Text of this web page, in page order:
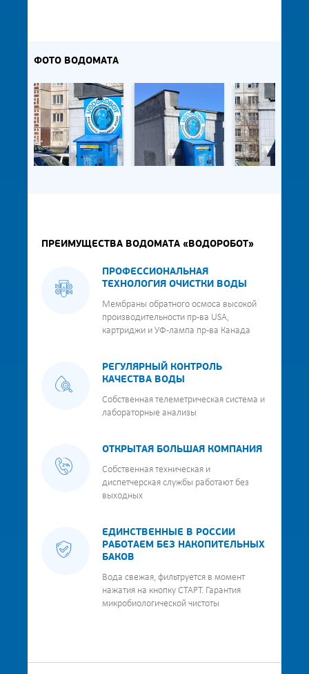
ФОТО ВОДОМАТА
ПРЕИМУЩЕСТВА ВОДОМАТА «ВОДОРОБОТ»
ПРОФЕССИОНАЛЬНАЯ
ТЕХНОЛОГИЯ ОЧИСТКИ ВОДЫ
Мембраны обратного осмоса высокой
производительности пр-ва USA,
картриджи и УФ-лампа пр-ва Канада
РЕГУЛЯРНЫЙ КОНТРОЛЬ
КАЧЕСТВА ВОДЫ
Собственная телеметрическая система и
лабораторные анализы
ОТКРЫТАЯ БОЛЬШАЯ КОМПАНИЯ
Собственная техническая и
диспетчерская службы работают без
выходных
ЕДИНСТВЕННЫЕ В РОССИИ
РАБОТАЕМ БЕЗ НАКОПИТЕЛЬНЫХ
БАКОВ
Вода свежая, фильтруется в момент
нажатия на кнопку СТАРТ. Гарантия
микробиологической чистоты